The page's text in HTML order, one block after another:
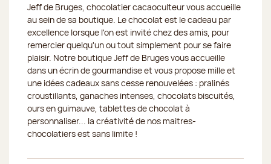
Jeff de Bruges, chocolatier cacaoculteur vous accueille
au sein de sa boutique. Le chocolat est le cadeau par
excellence lorsque l'on est invité chez des amis, pour
remercier quelqu'un ou tout simplement pour se faire
plaisir. Notre boutique Jeff de Bruges vous accueille
dans un écrin de gourmandise et vous propose mille et
une idées cadeaux sans cesse renouvelées : pralinés
croustillants, ganaches intenses, chocolats biscuités,
ours en guimauve, tablettes de chocolat à
personnaliser... la créativité de nos maitres-
chocolatiers est sans limite !